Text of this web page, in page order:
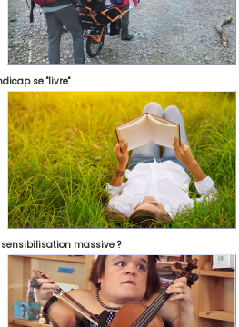
se "livre"
sensibilisation massive ?